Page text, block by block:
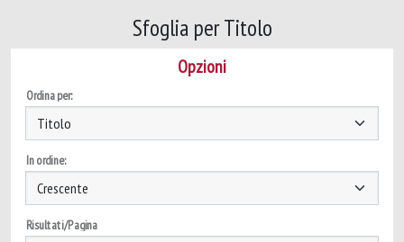
Sfoglia per Titolo
Opzioni
Ordina per:
In ordine:
Risultati/Pagina